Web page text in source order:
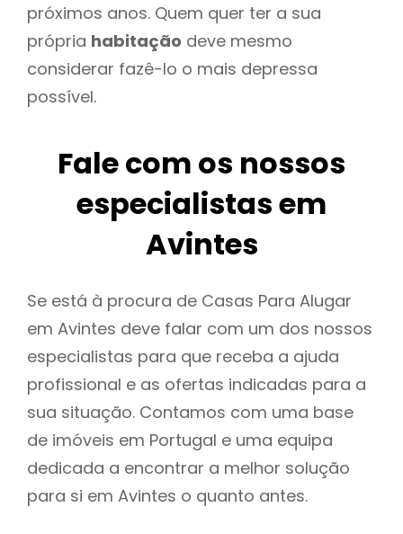
próximos anos. Quem quer ter a sua
própria habitação deve mesmo
considerar fazê-lo o mais depressa
possível.
Fale com os nossos
especialistas em
Avintes
Se está à procura de Casas Para Alugar
em Avintes deve falar com um dos nossos
especialistas para que receba a ajuda
profissional e as ofertas indicadas para a
sua situação. Contamos com uma base
de imóveis em Portugal e uma equipa
dedicada a encontrar a melhor solução
para si em Avintes o quanto antes.